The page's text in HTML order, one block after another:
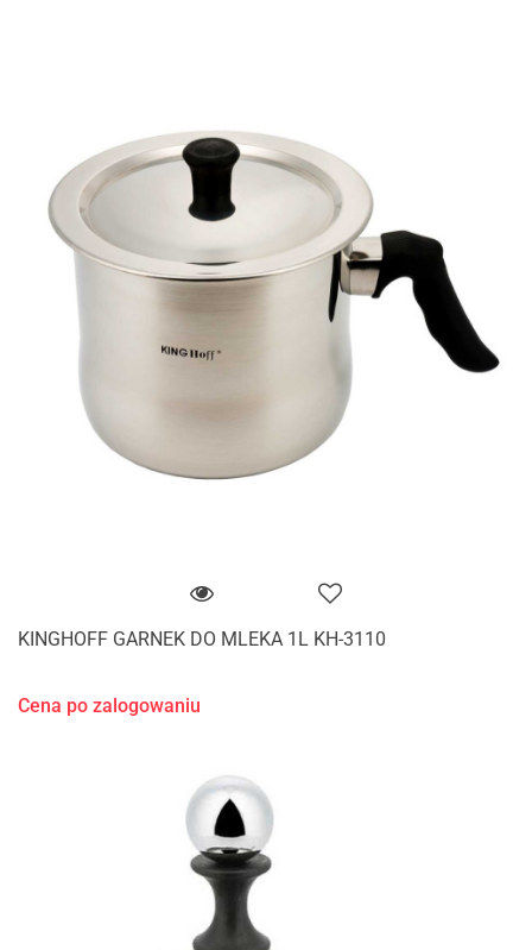
KINGHOFF GARNEK DO MLEKA 1L KH-3110
Cena po zalogowaniu